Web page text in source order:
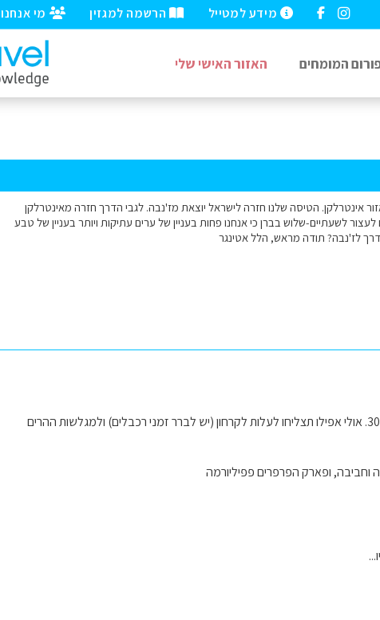
מי אנחנו הרשמה למגזין מידע למטייל
המומחים האזור האישי שלי
אינטרלקן. הטיסה שלנו חזרה לישראל יוצאת מז'נבה. לגבי הדרך חזרה מאינטרלקן
לשעתיים-שלוש בברן כי אנחנו פחות בעניין של ערים עתיקות ויותר בעניין של טבע
לז'נבה? תודה מראש, הלל אטינגר
וחביבה, ופארק הפרפרים פפיליורמה